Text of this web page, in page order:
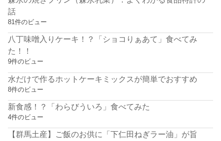
話
81件のビュー
八丁味噌入りケーキ！？「ショコりぁあて」食べてみ
た！！
9件のビュー
水だけで作るホットケーキミックスが簡単でおすすめ
8件のビュー
新食感！？「わらびういろ」食べてみた
4件のビュー
【群馬土産】ご飯のお供に「下仁田ねぎラー油」が旨